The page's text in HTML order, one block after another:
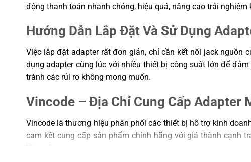
động thanh toán nhanh chóng, hiệu quả, nâng cao trải
Hướng Dẫn Lắp Đặt Và Sử Dụng
Việc lắp đặt adapter rất đơn giản, chỉ cần kết nối jack nguồn
dụng adapter cùng lúc với nhiều thiết bị công suất lớn để
tránh các rủi ro không mong muốn.
Vincode – Địa Chỉ Cung Cấp Adapter
Vincode là thương hiệu phân phối các thiết bị hỗ trợ kinh
cam kết cung cấp sản phẩm chính hãng với giá thành cạnh
Vincode.